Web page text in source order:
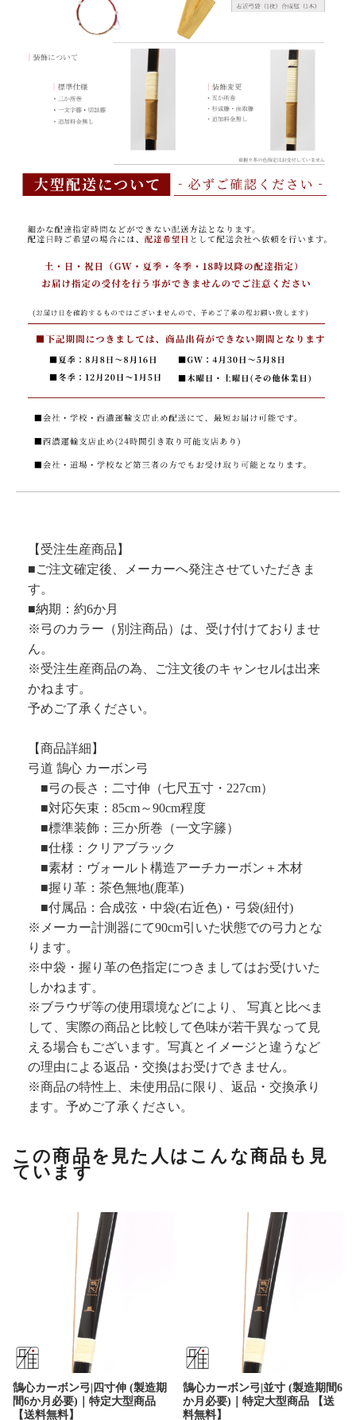
【受注生産商品】
■ご注文確定後、メーカーへ発注させていただきま
す。
■納期：約6か月
※弓のカラー（別注商品）は、受け付けておりませ
ん。
※受注生産商品の為、ご注文後のキャンセルは出来
かねます。
予めご了承ください。
【商品詳細】
弓道 鵠心 カーボン弓
■弓の長さ：二寸伸（七尺五寸・227cm）
■対応矢束：85cm～90cm程度
■標準装飾：三か所巻（一文字籐）
■仕様：クリアブラック
■素材：ヴォールト構造アーチカーボン＋木材
■握り革：茶色無地(鹿革)
■付属品：合成弦・中袋(右近色)・弓袋(紐付)
※メーカー計測器にて90cm引いた状態での弓力とな
ります。
※中袋・握り革の色指定につきましてはお受けいた
しかねます。
※ブラウザ等の使用環境などにより、 写真と比べま
して、実際の商品と比較して色味が若干異なって見
える場合もございます。写真とイメージと違うなど
の理由による返品・交換はお受けできません。
※商品の特性上、未使用品に限り、返品・交換承り
ます。予めご了承ください。
この商品を見た人はこんな商品も見
ています
鵠心カーボン弓|四寸伸 (製造期
間6か月必要)｜特定大型商品
【送料無料】
鵠心カーボン弓|並寸 (製造期間6
か月必要)｜特定大型商品 【送
料無料】